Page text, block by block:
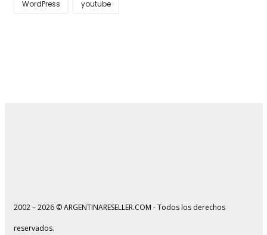
WordPress youtube
2002 – 2026 © ARGENTINARESELLER.COM - Todos los derechos
reservados.